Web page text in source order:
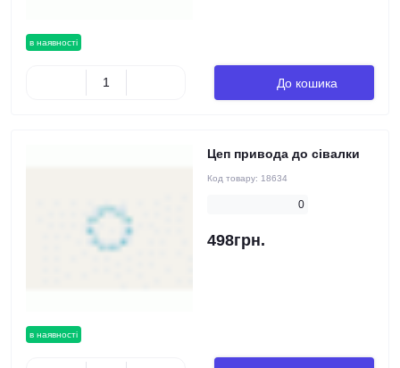
в наявності
До кошика
в наявності
Цеп привода до сівалки
Код товару: 18634
0
498грн.